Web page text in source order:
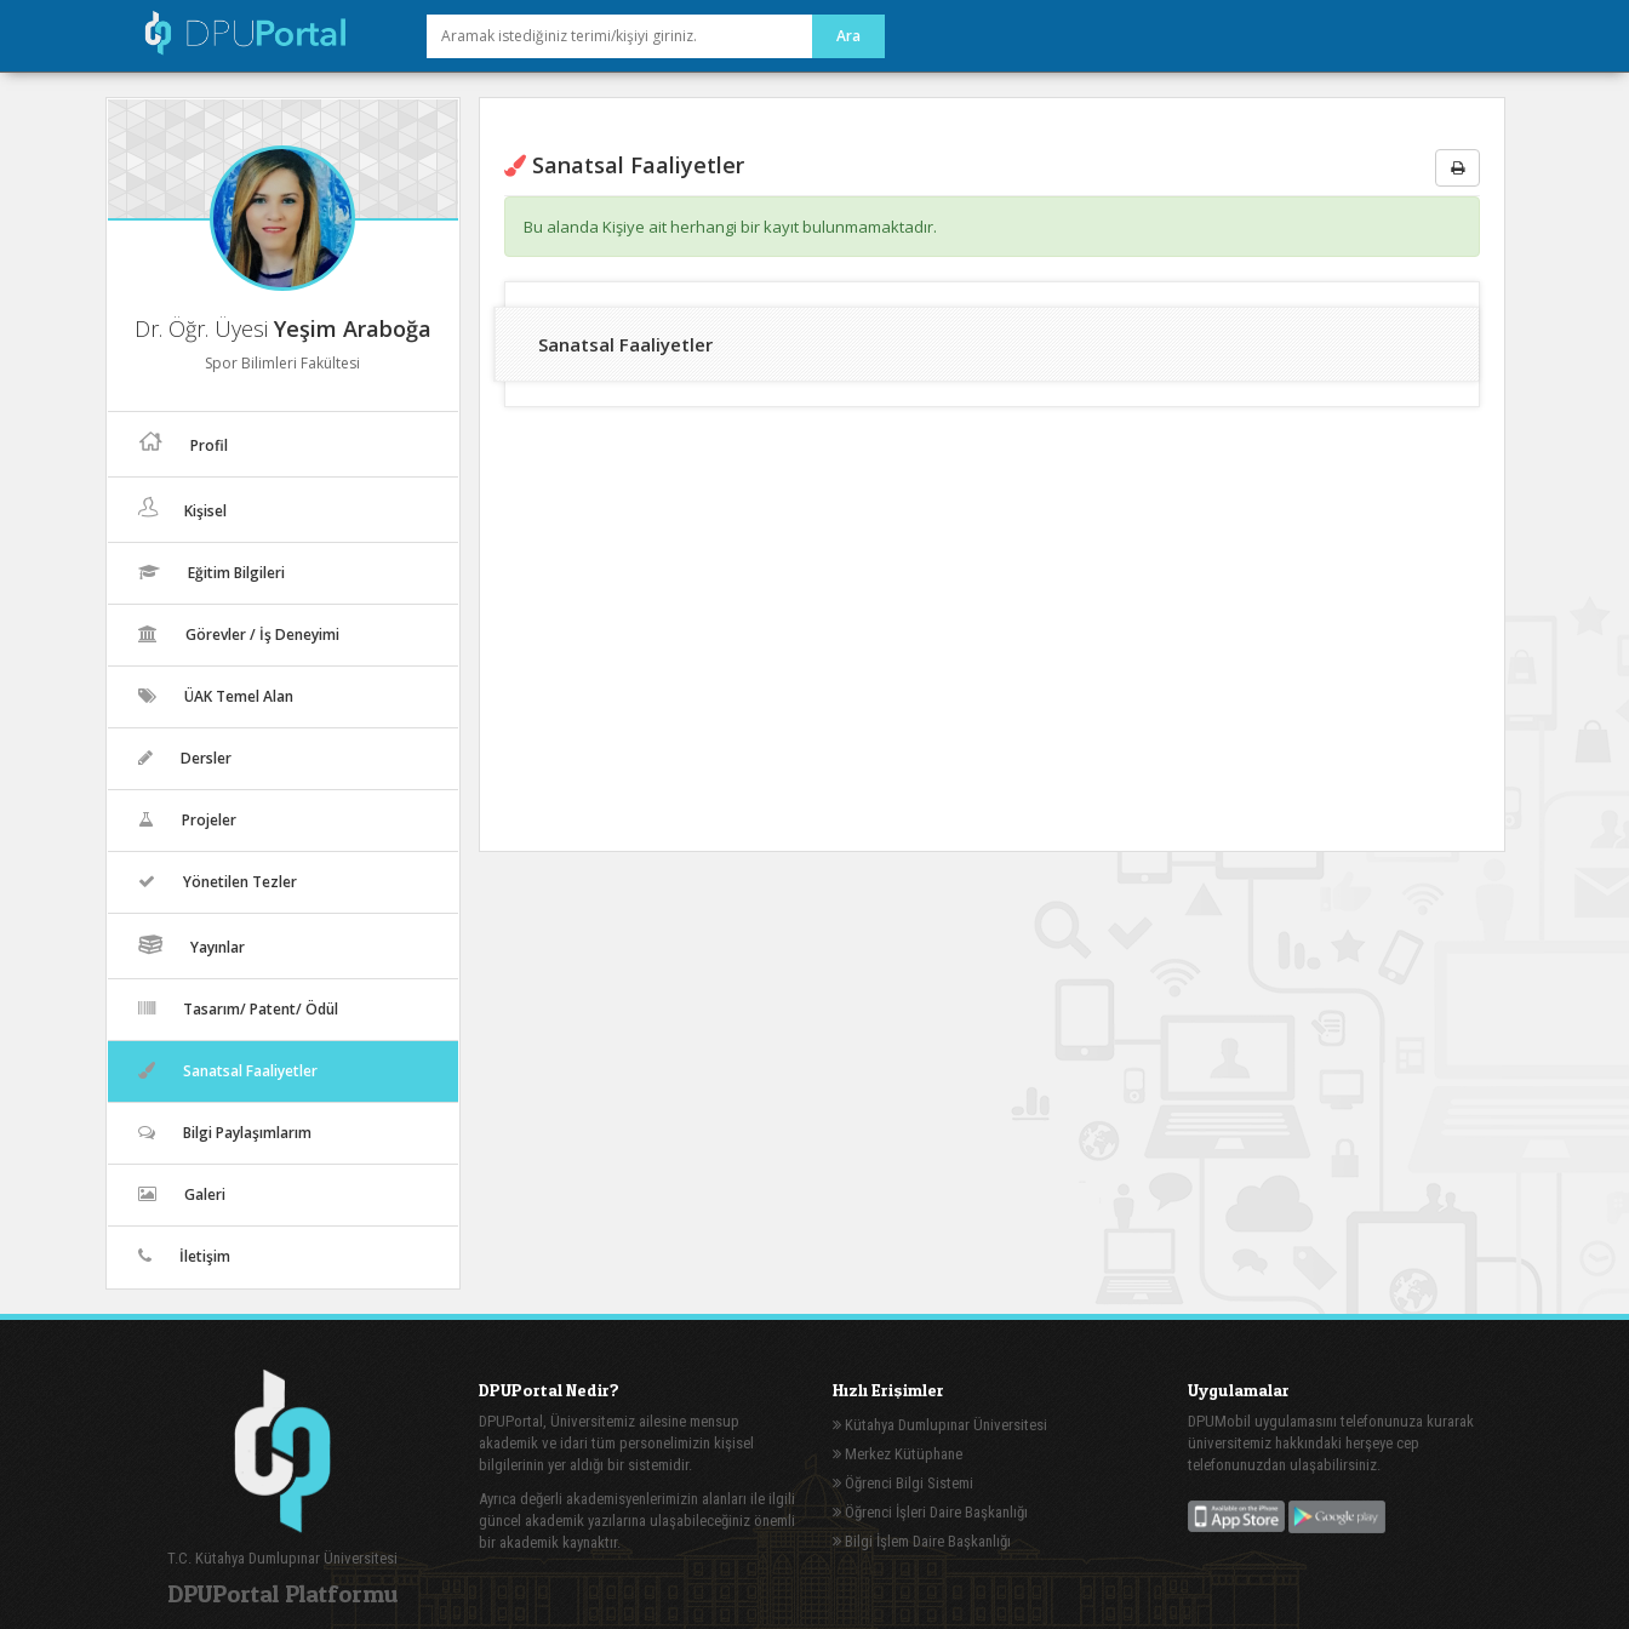
Dr. Öğr. Üyesi Yeşim Araboğa
Spor Bilimleri Fakültesi
Profil
Kişisel
Eğitim Bilgileri
Görevler / İş Deneyimi
ÜAK Temel Alan
Dersler
Projeler
Yönetilen Tezler
Yayınlar
Tasarım/ Patent/ Ödül
Sanatsal Faaliyetler
Bilgi Paylaşımlarım
Galeri
İletişim
Sanatsal Faaliyetler
Bu alanda Kişiye ait herhangi bir kayıt bulunmamaktadır.
Sanatsal Faaliyetler
T.C. Kütahya Dumlupınar Üniversitesi
DPUPortal Platformu
DPUPortal Nedir?
DPUPortal, Üniversitemiz ailesine mensup
akademik ve idari tüm personelimizin kişisel
bilgilerinin yer aldığı bir sistemidir.
Ayrıca değerli akademisyenlerimizin alanları ile ilgili
güncel akademik yazılarına ulaşabileceğiniz önemli
bir akademik kaynaktır.
Hızlı Erişimler
Kütahya Dumlupınar Üniversitesi
Merkez Kütüphane
Öğrenci Bilgi Sistemi
Öğrenci İşleri Daire Başkanlığı
Bilgi İşlem Daire Başkanlığı
Uygulamalar
DPUMobil uygulamasını telefonunuza kurarak
üniversitemiz hakkındaki herşeye cep
telefonunuzdan ulaşabilirsiniz.